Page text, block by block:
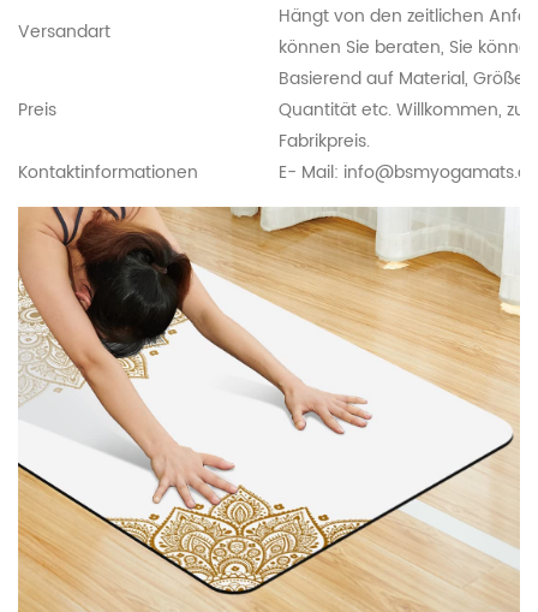
Versandart
Hängt von den zeitlichen
können Sie beraten, Sie
Preis
Basierend auf Material, Größe,
Quantität etc. Willkommen,
Fabrikpreis.
Kontaktinformationen
E- Mail: